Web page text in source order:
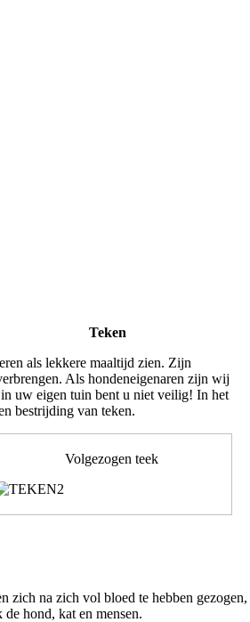
Teken
als lekkere maaltijd zien. Zijn
Als hondeneigenaren zijn wij
uw eigen tuin bent u niet veilig! In het
bestrijding van teken.
Volgezogen teek
na zich vol bloed te hebben
hond, kat en mensen.